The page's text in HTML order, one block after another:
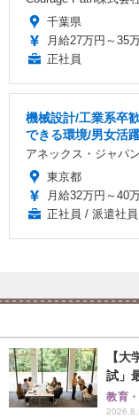
千葉県
月給27万円～35
正社員
機械設計/工業系卒
できる環境/男女活
アネックス・ジャパ
東京都
月給32万円～40
正社員 / 派遣社員
【
試」
教育